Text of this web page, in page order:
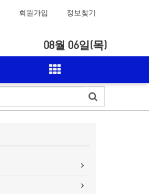
회원가입 정보찾기
08월 06일(목)